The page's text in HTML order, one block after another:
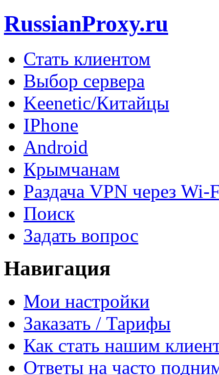
RussianProxy.ru
Стать клиентом
Выбор сервера
Keenetic/Китайцы
IPhone
Android
Крымчанам
Раздача VPN через Wi-
Поиск
Задать вопрос
Навигация
Мои настройки
Заказать / Тарифы
Как стать нашим
Ответы на часто